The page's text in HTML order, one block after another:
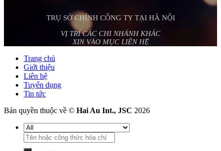
TRỤ SỞ CHÍNH CÔNG TY TẠI HÀ NỘI
VỊ TRÍ CÁC CHI NHÁNH KHÁC
XIN VÀO MỤC LIÊN HỆ
Trang chủ
Giới thiệu
Liên hệ
Tuyển dụng
Tin tức
Bản quyền thuộc về © Hai Au Int., JSC 2026
Tìm
kiếm: